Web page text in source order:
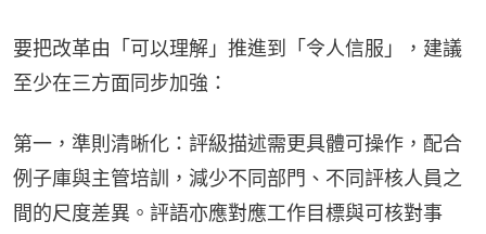
要把改革由「可以理解」推進到「令人信服」，建議
至少在三方面同步加強：
第一，準則清晰化：評級描述需更具體可操作，配合
例子庫與主管培訓，減少不同部門、不同評核人員之
間的尺度差異。評語亦應對應工作目標與可核對事